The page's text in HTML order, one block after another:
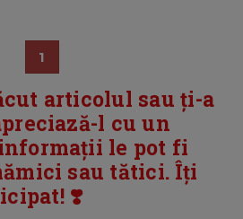
1
articolul sau ți-a
l cu un
le pot fi
sau tătici. Îți
❣️